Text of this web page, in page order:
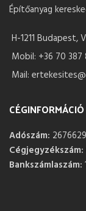
Építőanyag
H-1211 Budapest,
Mobil: +36 70 387
Mail:
CÉGINFORMÁCIÓ
Adószám:
Cégjegyzékszám:
Bankszámlaszám: